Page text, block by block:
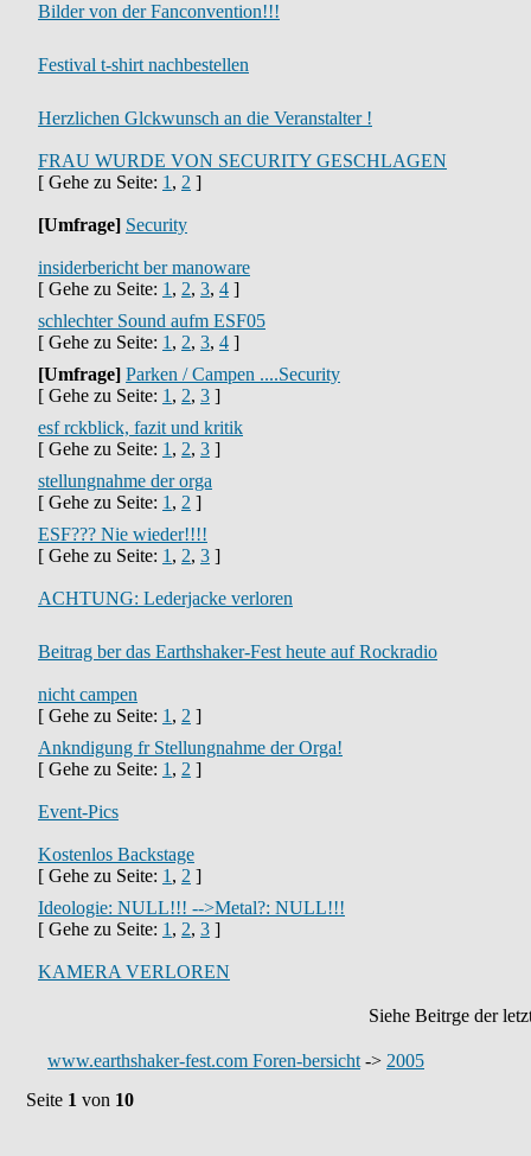
Bilder von der Fanconvention!!!
Festival t-shirt nachbestellen
Herzlichen Glckwunsch an die Veranstalter !
FRAU WURDE VON SECURITY GESCHLAGEN
[ Gehe zu Seite: 1 , 2 ]
[Umfrage] Security
insiderbericht ber manoware
[ Gehe zu Seite: 1 , 2, 3, 4 ]
schlechter Sound aufm ESF05
[ Gehe zu Seite: 1 , 2, 3, 4 ]
[Umfrage] Parken / Campen ....Security
[ Gehe zu Seite: 1 , 2, 3 ]
esf rckblick, fazit und kritik
[ Gehe zu Seite: 1 , 2, 3 ]
stellungnahme der orga
[ Gehe zu Seite: 1 , 2 ]
ESF??? Nie wieder!!!!
[ Gehe zu Seite: 1 , 2, 3 ]
ACHTUNG: Lederjacke verloren
Beitrag ber das Earthshaker-Fest heute auf Rockradio
nicht campen
[ Gehe zu Seite: 1 , 2 ]
Ankndigung fr Stellungnahme der Orga!
[ Gehe zu Seite: 1 , 2 ]
Event-Pics
Kostenlos Backstage
[ Gehe zu Seite: 1 , 2 ]
Ideologie: NULL!!! -->Metal?: NULL!!!
[ Gehe zu Seite: 1 , 2, 3 ]
KAMERA VERLOREN
Siehe Beitrge der
www.earthshaker-fest.com Foren-bersicht -> 2005
Seite 1 von 10